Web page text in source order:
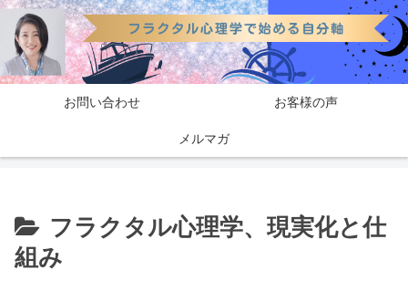
お問い合わせ お客様の声
メルマガ
フラクタル心理学、現実化と仕
組み